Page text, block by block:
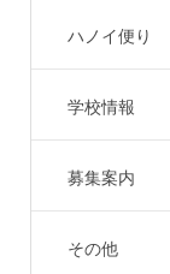
ハノイ便り
学校情報
募集案内
その他